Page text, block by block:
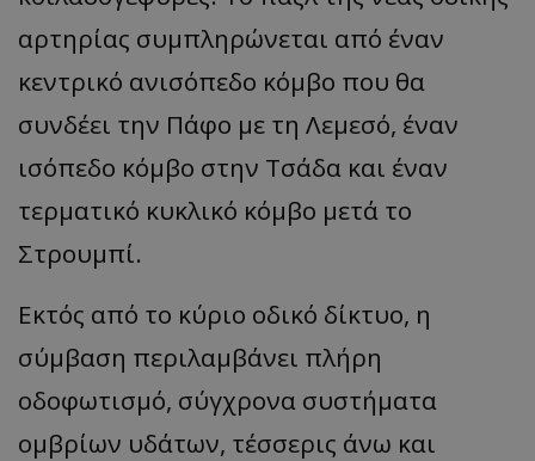
αρτηρίας συμπληρώνεται από έναν
κεντρικό ανισόπεδο κόμβο που θα
συνδέει την Πάφο με τη Λεμεσό, έναν
ισόπεδο κόμβο στην Τσάδα και έναν
τερματικό κυκλικό κόμβο μετά το
Στρουμπί.
Εκτός από το κύριο οδικό δίκτυο, η
σύμβαση περιλαμβάνει πλήρη
οδοφωτισμό, σύγχρονα συστήματα
ομβρίων υδάτων, τέσσερις άνω και